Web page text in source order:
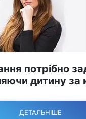
потрібно
дитину за
ДЕТАЛЬНІШЕ